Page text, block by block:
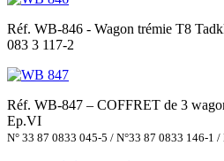
Réf. WB-846 - Wagon trémie T8
083 3 117-2
Réf. WB-847 – COFFRET de 3
Ep.VI
N° 33 87 0833 045-5 / N°33 87 0833 146-1 /